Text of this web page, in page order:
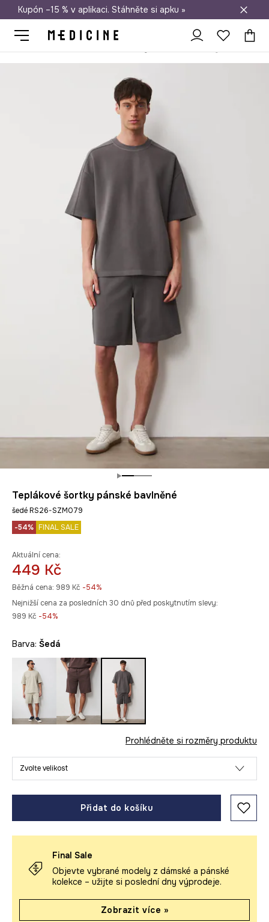
Doprava zdarma při nákupu nad 1 200 Kč
Kupón –15 % v aplikaci. Stáhněte si apku »
Teplákové šortky pánské bavlněné
šedé RS26-SZM079
-54% FINAL SALE
Aktuální cena:
449 Kč
Běžná cena: 989 Kč -54%
Nejnižší cena za posledních 30 dnů před poskytnutím slevy:
989 Kč -54%
Barva: šedá
Prohlédněte si rozměry produktu
Zvolte velikost
Přidat do košíku
Final Sale
Objevte vybrané modely z dámské a pánské
kolekce – užijte si poslední dny výprodeje.
Zobrazit více »